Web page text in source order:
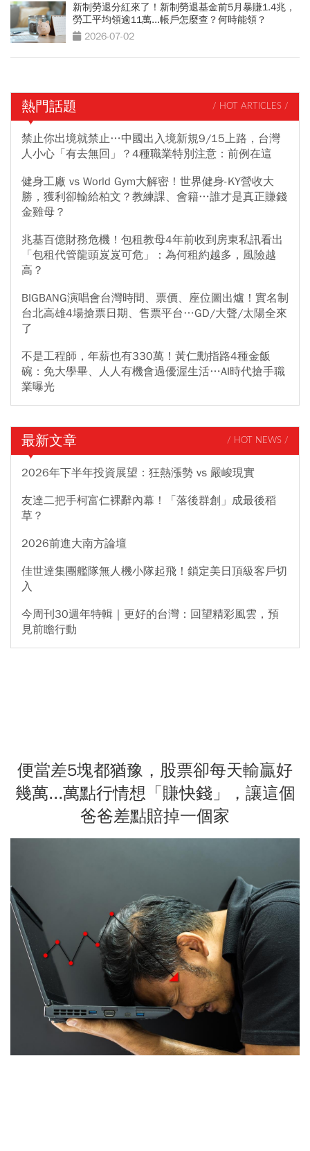
新制勞退分紅來了！新制勞退基金前5月暴賺1.4兆，
勞工平均領逾11萬...帳戶怎麼查？何時能領？
2026-07-02
熱門話題 / HOT ARTICLES /
禁止你出境就禁止…中國出入境新規9/15上路，台灣
人小心「有去無回」？4種職業特別注意：前例在這
健身工廠 vs World Gym大解密！世界健身-KY營收大
勝，獲利卻輸給柏文？教練課、會籍…誰才是真正賺錢
金雞母？
兆基百億財務危機！包租教母4年前收到房東私訊看出
「包租代管龍頭岌岌可危」：為何租約越多，風險越
高？
BIGBANG演唱會台灣時間、票價、座位圖出爐！實名制
台北高雄4場搶票日期、售票平台…GD/大聲/太陽全來
了
不是工程師，年薪也有330萬！黃仁勳指路4種金飯
碗：免大學畢、人人有機會過優渥生活…AI時代搶手職
業曝光
最新文章 / HOT NEWS /
2026年下半年投資展望：狂熱漲勢 vs 嚴峻現實
友達二把手柯富仁裸辭內幕！「落後群創」成最後稻
草？
2026前進大南方論壇
佳世達集團艦隊無人機小隊起飛！鎖定美日頂級客戶切
入
今周刊30週年特輯｜更好的台灣：回望精彩風雲，預
見前瞻行動
便當差5塊都猶豫，股票卻每天輸贏好
幾萬...萬點行情想「賺快錢」，讓這個
爸爸差點賠掉一個家